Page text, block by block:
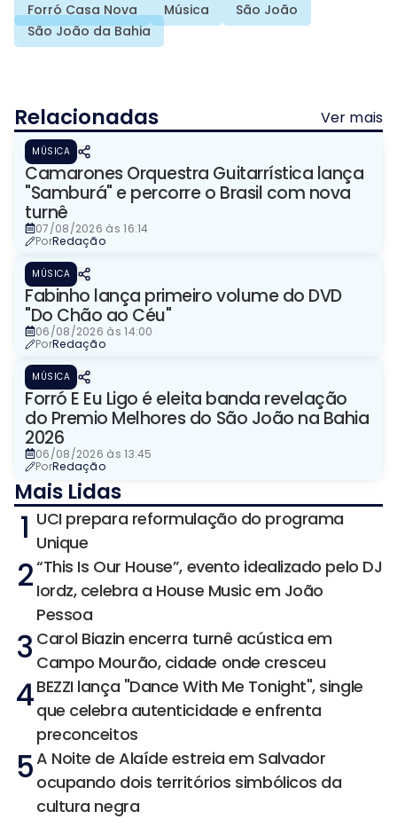
Forró Casa Nova Música
São João
São João da Bahia
Relacionadas Ver mais
MÚSICA
Camarones Orquestra Guitarrística lança
"Samburá" e percorre o Brasil com nova
turnê
07/08/2026 às 16:14
PorRedação
MÚSICA
Fabinho lança primeiro volume do DVD
"Do Chão ao Céu"
06/08/2026 às 14:00
PorRedação
MÚSICA
Forró E Eu Ligo é eleita banda revelação
do Premio Melhores do São João na Bahia
2026
06/08/2026 às 13:45
PorRedação
Mais Lidas
1 UCI prepara reformulação do programa
Unique
2“This Is Our House”, evento idealizado pelo DJ
Iordz, celebra a House Music em João
Pessoa
3 Carol Biazin encerra turnê acústica em
Campo Mourão, cidade onde cresceu
4BEZZI lança "Dance With Me Tonight", single
que celebra autenticidade e enfrenta
preconceitos
5A Noite de Alaíde estreia em Salvador
ocupando dois territórios simbólicos da
cultura negra